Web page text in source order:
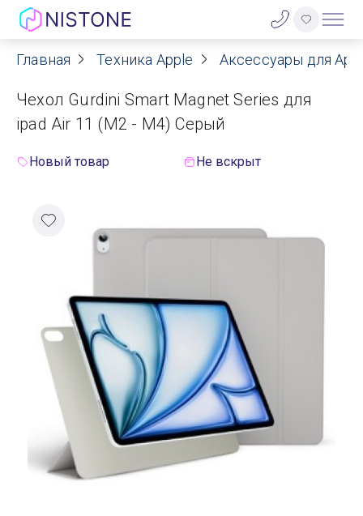
Акции
О нас
Реквизиты
Гарантия
Оплата
Доставка
Самовывоз
Главная Техника Apple Аксессуары для
Чехол Gurdini Smart Magnet Series для
ipad Air 11 (M2 - M4) Серый
Новый товар Не вскрыт